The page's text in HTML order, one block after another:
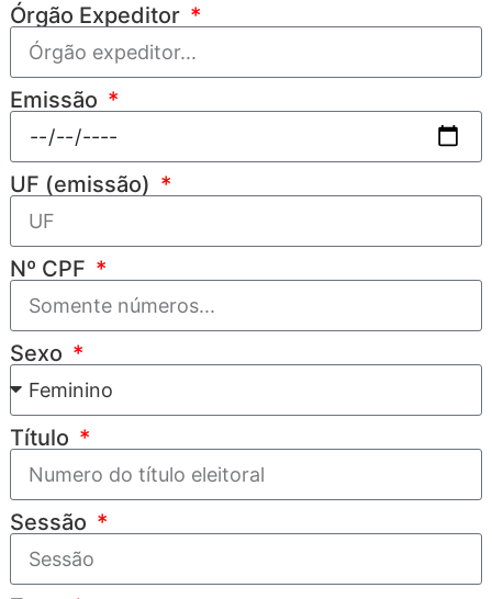
Órgão Expeditor
Emissão
UF (emissão)
Nº CPF
Sexo
Título
Sessão